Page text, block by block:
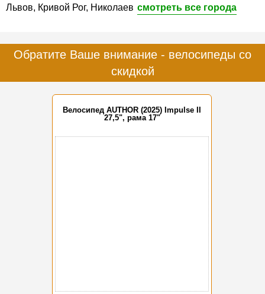
Львов, Кривой Рог, Николаев смотреть все города
Обратите Ваше внимание - велосипеды со
скидкой
Велосипед AUTHOR (2025) Impulse II
27,5", рама 17"